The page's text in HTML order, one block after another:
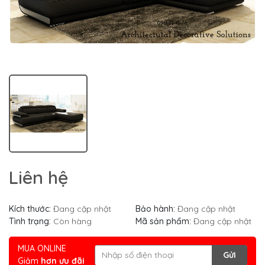
Liên hệ
Kích thước: Đang cập nhật Bảo hành: Đang cập nhật
Tình trạng: Còn hàng Mã sản phẩm: Đang cập nhật
MUA ONLINE
Giảm hơn ưu đãi
Gửi